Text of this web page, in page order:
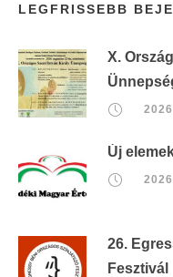
LEGFRISSEBB
X.
Új
26.
Fesztivál